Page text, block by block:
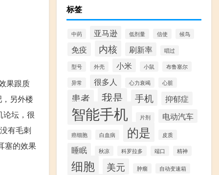
果跟质
另外楼
论坛，很
有毛刺
塞的效果
标签
中药 亚马逊 低剂量 信使 候鸟
免疫 内核 刷新率 唱过
型号 外壳 小米 小鼠 布鲁塞尔
异常 很多人 心力衰竭 心脏
患者 我是 手机 抑郁症
智能手机 片剂 电动汽车
癌细胞 白血病 的是 皮质
睡眠 秋凉 科罗拉多 端口 精神
细胞 美元 肿瘤 自动变速箱